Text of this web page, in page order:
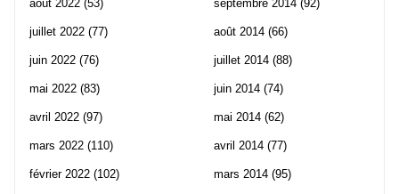
août 2022 (53)
juillet 2022 (77)
juin 2022 (76)
mai 2022 (83)
avril 2022 (97)
mars 2022 (110)
février 2022 (102)
septembre 2014 (92)
août 2014 (66)
juillet 2014 (88)
juin 2014 (74)
mai 2014 (62)
avril 2014 (77)
mars 2014 (95)